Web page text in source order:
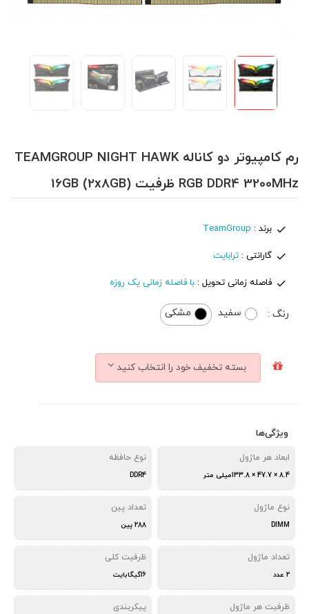
رم کامپیوتر دو کاناله TEAMGROUP NIGHT HAWK
RGB DDR4 3200MHz ظرفیت 16GB (2x8GB)
برند : TeamGroup
گارانتی :ترابایت
فاصله زمانی تحویل : با فاصله زمانی یک روزه
رنگ : سفید مشکی
بسته تخفیف خود را انتخاب کنید
ویژگی‌ها
ابعاد هر ماژول
8.4 × 47.7 × 133.8میلی متر
نوع حافظه
DDR4
نوع ماژول
DIMM
تعداد پین
288 پین
تعداد ماژول
2 عدد
ظرفیت کلی
16گیگابایت
ظرفیت هر ماژول پیکربندی